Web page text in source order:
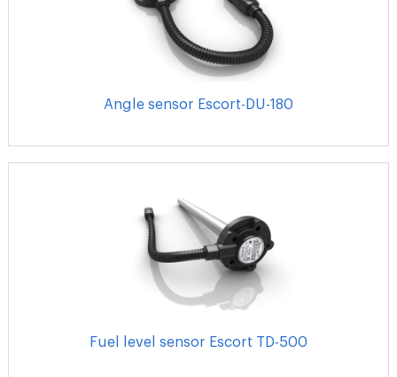
Angle sensor Escort-DU-180
Fuel level sensor Escort TD-500